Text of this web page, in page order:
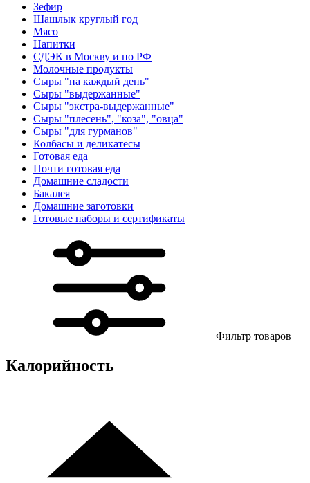
Зефир
Шашлык круглый год
Мясо
Напитки
СДЭК в Москву и по РФ
Молочные продукты
Сыры "на каждый день"
Сыры "выдержанные"
Сыры "экстра-выдержанные"
Сыры "плесень", "коза", "овца"
Сыры "для гурманов"
Колбасы и деликатесы
Готовая еда
Почти готовая еда
Домашние сладости
Бакалея
Домашние заготовки
Готовые наборы и сертификаты
Фильтр товаров
Калорийность